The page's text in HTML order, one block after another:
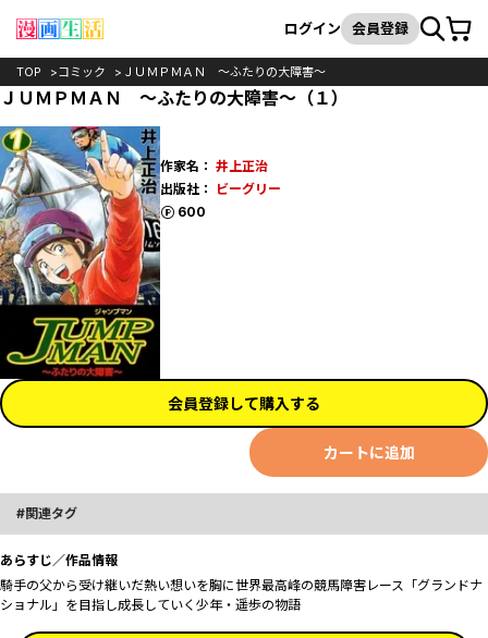
検索
ログイン 会員登録カート
TOP コミック ＪＵＭＰＭＡＮ ～ふたりの大障害～
ＪＵＭＰＭＡＮ ～ふたりの大障害～（１）
作家名： 井上正治
出版社：
ビーグリー
600
ポイント
会員登録して購入する
カートに追加
関連タグ
あらすじ／作品情報
騎手の父から受け継いだ熱い想いを胸に世界最高峰の競馬障害レース「グランドナ
ショナル」を目指し成長していく少年・遥歩の物語